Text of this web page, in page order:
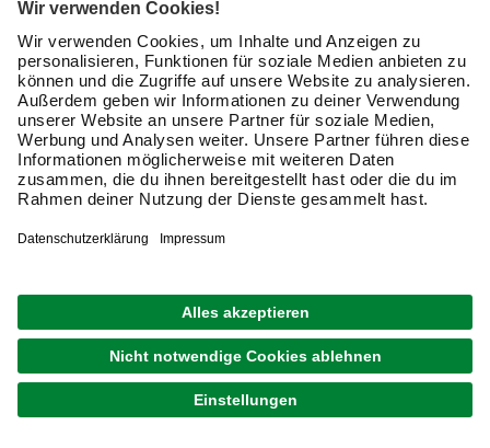
Merken
579,00 €
Verfügbarkeit im Markt prüfen
lieferbar
Zustellung 13.08. - 15.08.
Merken
GRATIS VERSAND
SCHULTE
cm, Aluminium/Polyethylen
Verfügbarkeit im Markt prüfen
lieferbar
Zustellung 13.08. - 15.08.